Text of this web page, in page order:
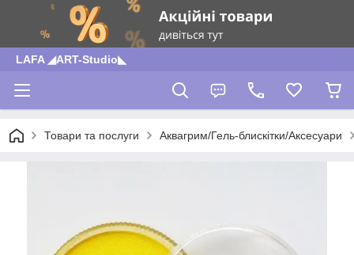
LAFA ◢ART-Studio◣
Товари та послуги Аквагрим/Гель-блискітки/Аксесуари